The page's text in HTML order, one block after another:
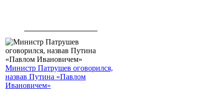
Министр Патрушев оговорился,
назвав Путина «Павлом
Ивановичем»